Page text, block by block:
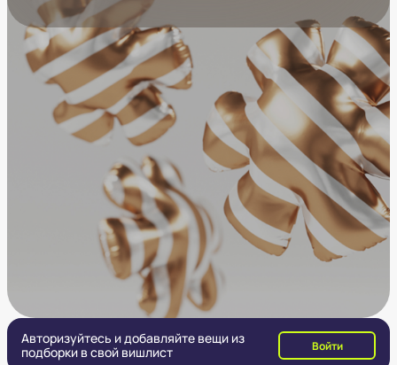
Авторизуйтесь и добавляйте вещи из
подборки в свой вишлист
Войти